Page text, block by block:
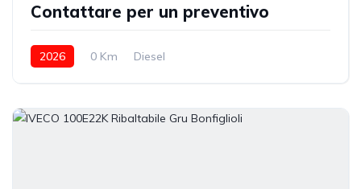
Contattare per un preventivo
2026 0 Km Diesel